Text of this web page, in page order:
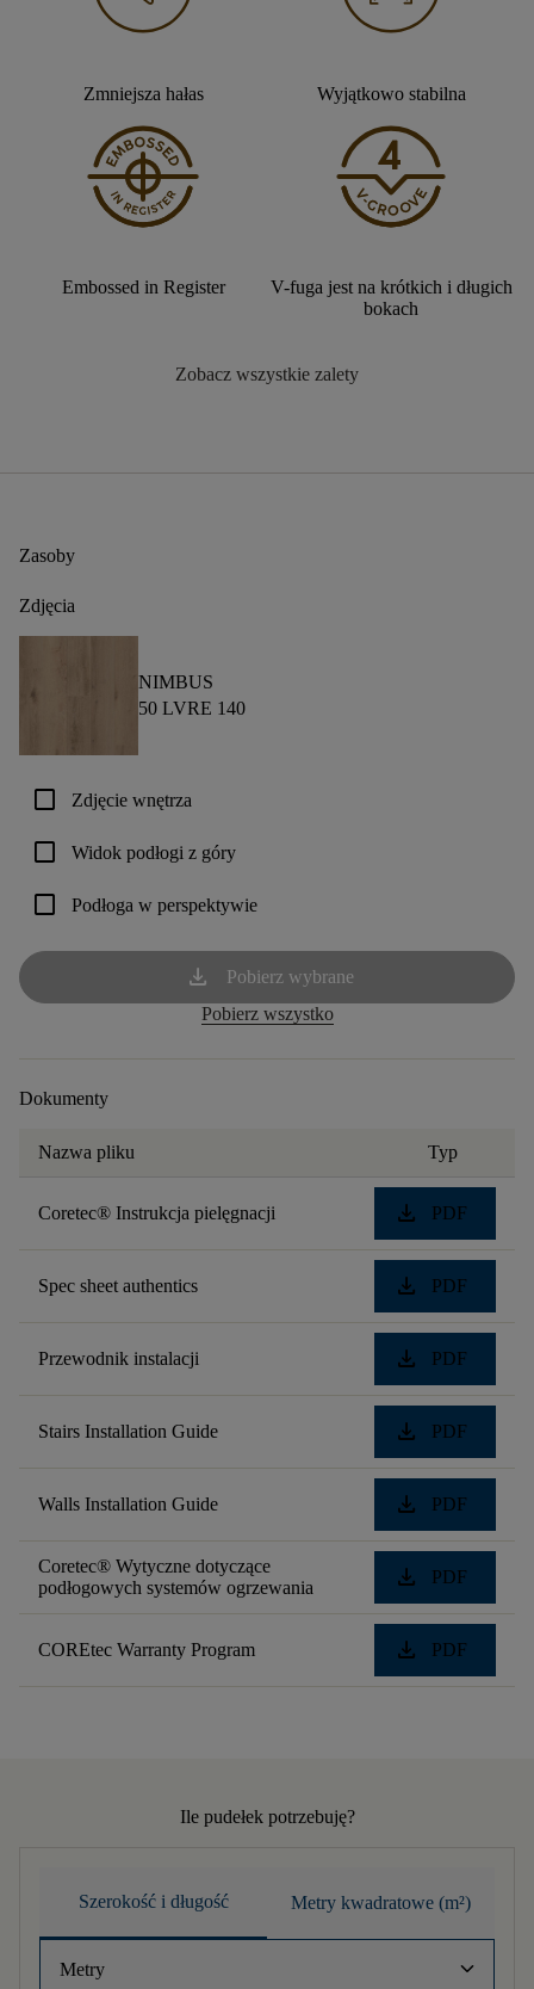
Zmniejsza hałas Wyjątkowo stabilna
Embossed in Register
V-fuga jest na krótkich i długich
bokach
Zobacz wszystkie zalety
Zasoby
Zdjęcia
NIMBUS
50 LVRE 140
check_box_outline_blank Zdjęcie wnętrza
check_box_outline_blank Widok podłogi z góry
check_box_outline_blank Podłoga w perspektywie
download
Pobierz wybrane
Pobierz wszystko
Dokumenty
Nazwa pliku Typ
Coretec® Instrukcja pielęgnacji download PDF
Spec sheet authentics download PDF
Przewodnik instalacji download PDF
Stairs Installation Guide download PDF
Walls Installation Guide download PDF
Coretec® Wytyczne dotyczące
podłogowych systemów ogrzewania
download PDF
COREtec Warranty Program download PDF
Ile pudełek potrzebuję?
Szerokość i długość Metry kwadratowe (m²)
Metry keyboard_arrow_down